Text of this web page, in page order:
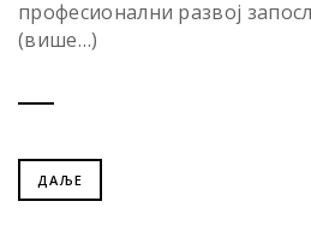
професионални развој
(више…)
ДАЉЕ